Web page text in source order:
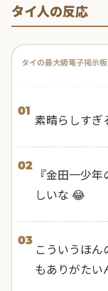
タイ人の反応
タイの最大級電子掲示
01
素晴らしすぎ
02
『金田一少
しいな 😂
03
こういうほ
もありがた